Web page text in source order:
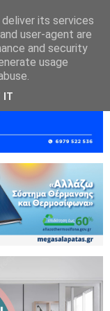
its services
user-agent are
and security
usage
IT